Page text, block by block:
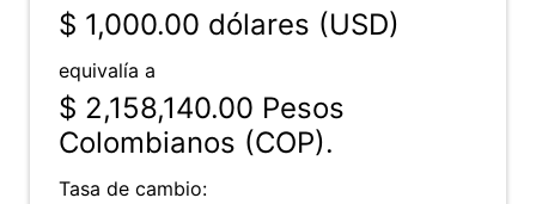
$ 1,000.00 dólares (USD)
equivalía a
$ 2,158,140.00 Pesos
Colombianos (COP).
Tasa de cambio: